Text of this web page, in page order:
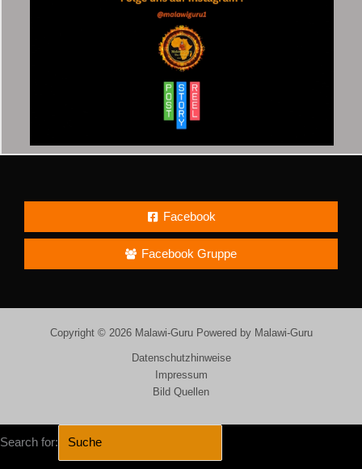
Facebook
Facebook Gruppe
Copyright © 2026 Malawi-Guru Powered by Malawi-Guru
Datenschutzhinweise
Impressum
Bild Quellen
Search for: